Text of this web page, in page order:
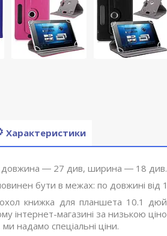
Характеристики
довжина ― 27 див, ширина ― 18 див.
бути в межах: по довжині від
книжка для планшета 10.1
інтернет-магазині за низькою
надамо спеціальні ціни.